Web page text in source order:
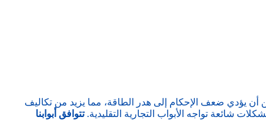
يؤدي ضعف الإحكام إلى هدر الطاقة، مما يزيد من تكاليف
شائعة تواجه الأبواب التجارية التقليدية.تتوافق أبوابنا